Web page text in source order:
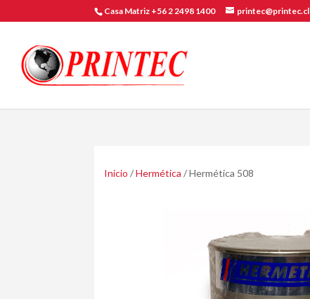
Casa Matriz +56 2 2498 1400 printec@printec.cl
Inicio /Hermética / Hermética 508